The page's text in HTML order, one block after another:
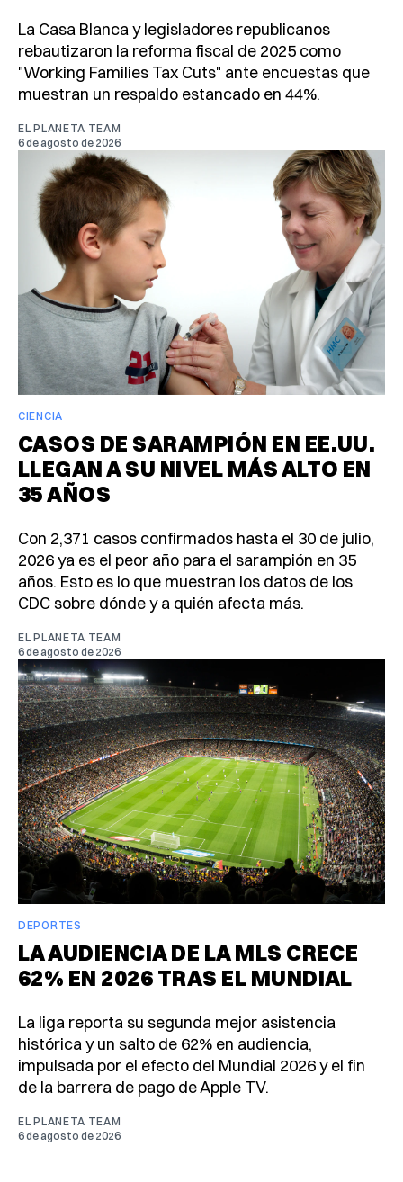
La Casa Blanca y legisladores republicanos
rebautizaron la reforma fiscal de 2025 como
"Working Families Tax Cuts" ante encuestas que
muestran un respaldo estancado en 44%.
EL PLANETA TEAM
6 de agosto de 2026
CIENCIA
CASOS DE SARAMPIÓN EN EE.UU.
LLEGAN A SU NIVEL MÁS ALTO EN
35 AÑOS
Con 2,371 casos confirmados hasta el 30 de julio,
2026 ya es el peor año para el sarampión en 35
años. Esto es lo que muestran los datos de los
CDC sobre dónde y a quién afecta más.
EL PLANETA TEAM
6 de agosto de 2026
DEPORTES
LA AUDIENCIA DE LA MLS CRECE
62% EN 2026 TRAS EL MUNDIAL
La liga reporta su segunda mejor asistencia
histórica y un salto de 62% en audiencia,
impulsada por el efecto del Mundial 2026 y el fin
de la barrera de pago de Apple TV.
EL PLANETA TEAM
6 de agosto de 2026